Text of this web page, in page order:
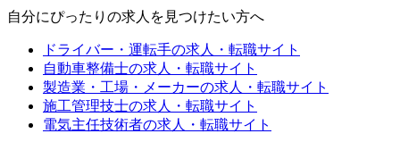
自分にぴったりの求人を見つけたい方へ
ドライバー・運転手の求人・転職サイト
自動車整備士の求人・転職サイト
製造業・工場・メーカーの求人・転職サイト
施工管理技士の求人・転職サイト
電気主任技術者の求人・転職サイト